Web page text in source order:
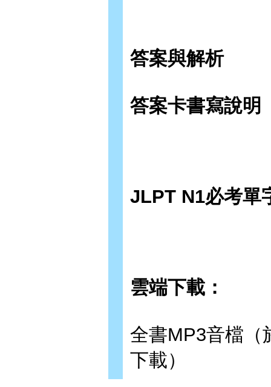
答案與解析
答案卡書寫說明
JLPT N1必考單
雲端下載：
全書MP3音檔（
下載）